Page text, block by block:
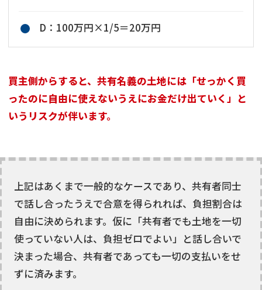
D：100万円×1/5＝20万円
買主側からすると、共有名義の土地には「せっかく買
ったのに自由に使えないうえにお金だけ出ていく」と
いうリスクが伴います。
上記はあくまで一般的なケースであり、共有者同士
で話し合ったうえで合意を得られれば、負担割合は
自由に決められます。仮に「共有者でも土地を一切
使っていない人は、負担ゼロでよい」と話し合いで
決まった場合、共有者であっても一切の支払いをせ
ずに済みます。
底地